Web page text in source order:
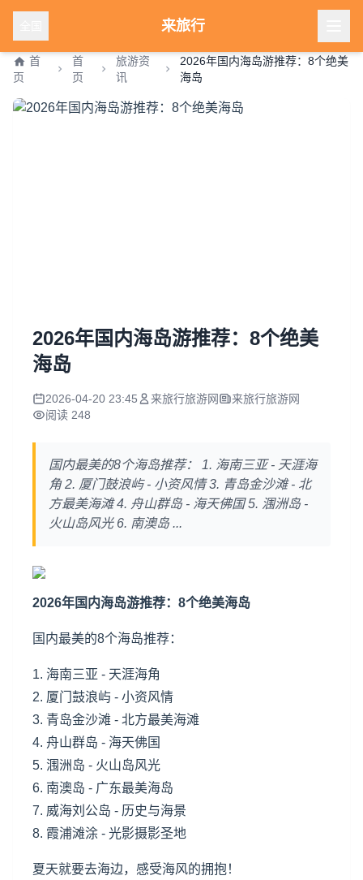
来旅行
首
页
首
页
旅游资
讯
2026年国内海岛游推荐：8个绝美
海岛
2026年国内海岛游推荐：8个绝美
海岛
2026-04-20 23:45 来旅行旅游网
来旅行旅游网
阅读 248
国内最美的8个海岛推荐： 1. 海南三亚 - 天涯海
角 2. 厦门鼓浪屿 - 小资风情 3. 青岛金沙滩 - 北
方最美海滩 4. 舟山群岛 - 海天佛国 5. 涠洲岛 -
火山岛风光 6. 南澳岛 ...
2026年国内海岛游推荐：8个绝美海岛
国内最美的8个海岛推荐：
1. 海南三亚 - 天涯海角
2. 厦门鼓浪屿 - 小资风情
3. 青岛金沙滩 - 北方最美海滩
4. 舟山群岛 - 海天佛国
5. 涠洲岛 - 火山岛风光
6. 南澳岛 - 广东最美海岛
7. 威海刘公岛 - 历史与海景
8. 霞浦滩涂 - 光影摄影圣地
夏天就要去海边，感受海风的拥抱！